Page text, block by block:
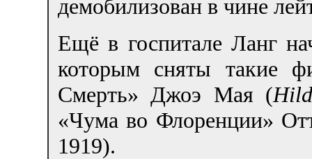
демобилизован в чине
Ещё в госпитале Ланг
которым сняты такие
Смерть» Джоэ Мая (
«Чума во Флоренции»
1919).